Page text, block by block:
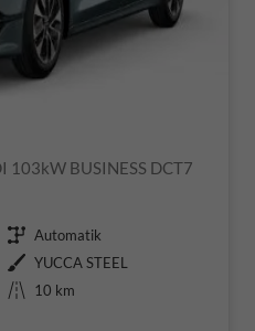
103kW BUSINESS DCT7
Getriebe Automatik
Außenfarbe YUCCA STEEL
Kilometerstand
10 km